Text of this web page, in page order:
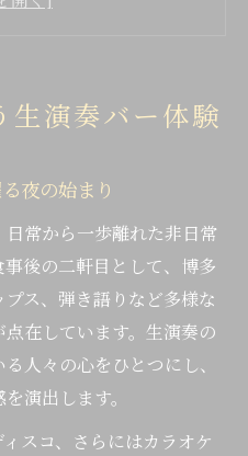
ーの違いを体感する夜
ーの夜
楽しむ夜の過ごし方
じる音楽の贅沢さ
深まる大人の交流時間
音楽空間
な音楽と空間演出
わう特別な雰囲気
生演奏バー体験
夜の始まり
常から一歩離れた非日常
後の二軒目として、博多
ス、弾き語りなど多様な
在しています。生演奏の
人々の心をひとつにし、
演出します。
スコ、さらにはカラオケ